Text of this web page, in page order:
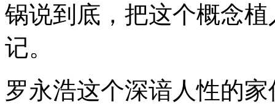
锅说到底，把这个概念
记。
罗永浩这个深谙人性的